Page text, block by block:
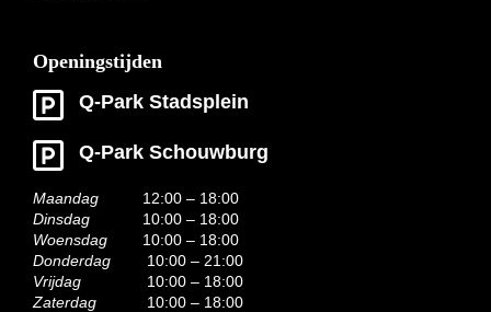
Openingstijden
Q-Park Stadsplein
Q-Park Schouwburg
Maandag
12:00 – 18:00
Dinsdag
10:00 – 18:00
Woensdag
10:00 – 18:00
Donderdag
10:00 – 21:00
Vrijdag
10:00 – 18:00
Zaterdag
10:00 – 18:00